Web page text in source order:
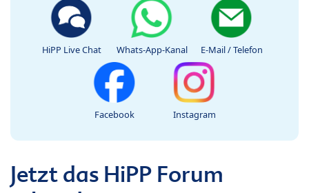
HiPP Live Chat Whats-App-Kanal E-Mail / Telefon
Facebook Instagram
Jetzt das HiPP Forum